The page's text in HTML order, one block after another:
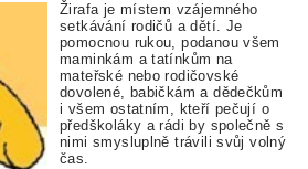
Žirafa je místem vzájemného
setkávání rodičů a dětí. Je
pomocnou rukou, podanou všem
maminkám a tatínkům na
mateřské nebo rodičovské
dovolené, babičkám a dědečkům
i všem ostatním, kteří pečují o
předškoláky a rádi by společně s
nimi smysluplně trávili svůj volný
čas.